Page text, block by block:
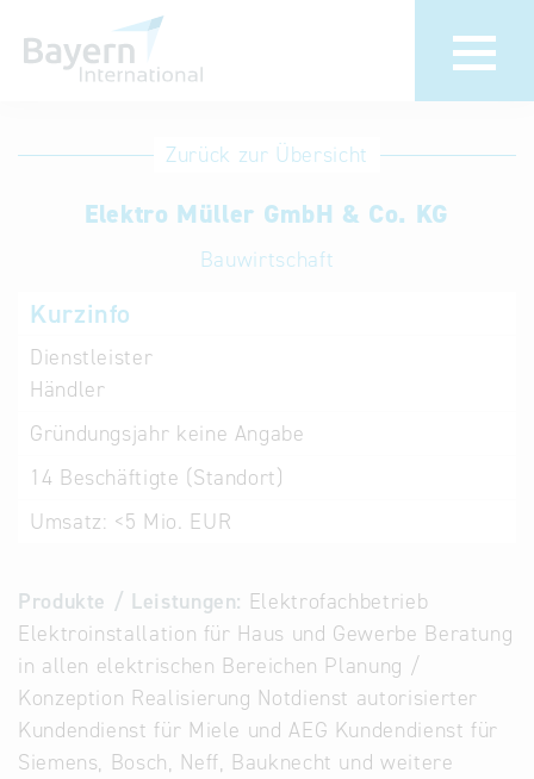
Anmeldung
Unternehmen
anmelden
Eintrag
löschen
Aktualisieren
Datenbank
Datenbanken
aus
Österreich
und der
Slowakei
Zurück zur Übersicht
Elektro Müller GmbH & Co. KG
Bauwirtschaft
Kurzinfo
Dienstleister
Händler
Gründungsjahr keine Angabe
14 Beschäftigte (Standort)
Umsatz: <5 Mio. EUR
Produkte / Leistungen: Elektrofachbetrieb
Elektroinstallation für Haus und Gewerbe Beratung
in allen elektrischen Bereichen Planung /
Konzeption Realisierung Notdienst autorisierter
Kundendienst für Miele und AEG Kundendienst für
Siemens, Bosch, Neff, Bauknecht und weitere